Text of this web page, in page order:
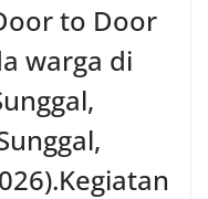
to Door
warga di